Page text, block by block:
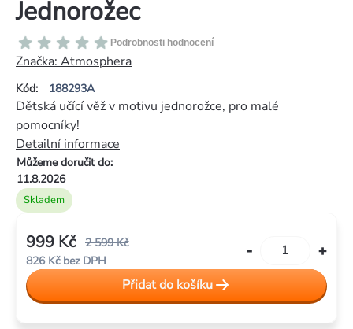
Jednorožec
Kód: 188293A
Průměrné
hodnocení
produktu
je
z
5
hvězdiček.
Podrobnosti hodnocení
Značka: Atmosphera
Skladem
Můžeme doručit do:
11.8.2026
Dětská učící věž v motivu jednorožce, pro malé
pomocníky!
Detailní informace
2 599 Kč
999 Kč
826 Kč bez DPH
Měrná
cena:
Přidat do košíku